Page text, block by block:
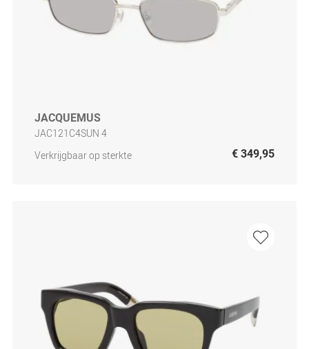
JACQUEMUS
JAC121C4SUN 4
Verkrijgbaar op sterkte
€ 349,95